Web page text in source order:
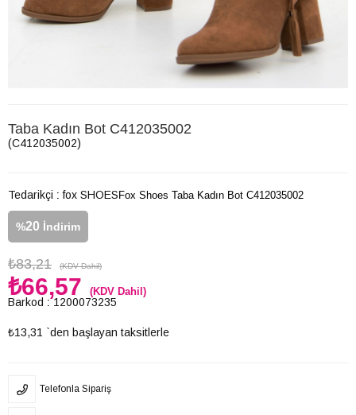
Taba Kadın Bot C412035002
(C412035002)
Tedarikçi : fox SHOES
%20 İndirim
₺83,21 (KDV Dahil)
₺66,57 (KDV Dahil)
Barkod : 1200073235
₺13,31 `den başlayan taksitlerle
Fox Shoes Taba Kadın Bot C412035002
Telefonla Sipariş